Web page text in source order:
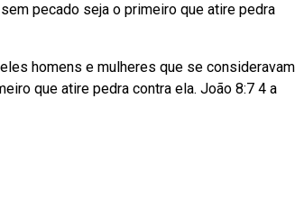
pecado seja o primeiro que atire pedra
homens e mulheres que se consideravam
que atire pedra contra ela. João 8:7 4 a